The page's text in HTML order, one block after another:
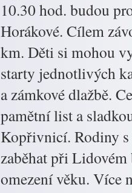
10.30 hod. budou
Horákové. Cílem
km. Děti si mohou
starty jednotlivých
a zámkové dlažbě.
pamětní list a
Kopřivnicí. Rodiny s
zaběhat při Lidovém
omezení věku. Více